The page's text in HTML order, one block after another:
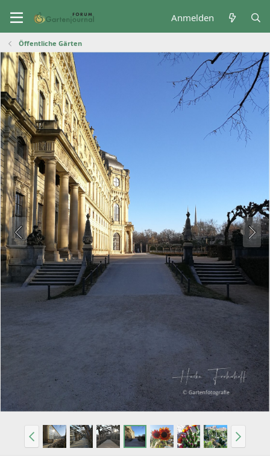
Anmelden
Öffentliche Gärten